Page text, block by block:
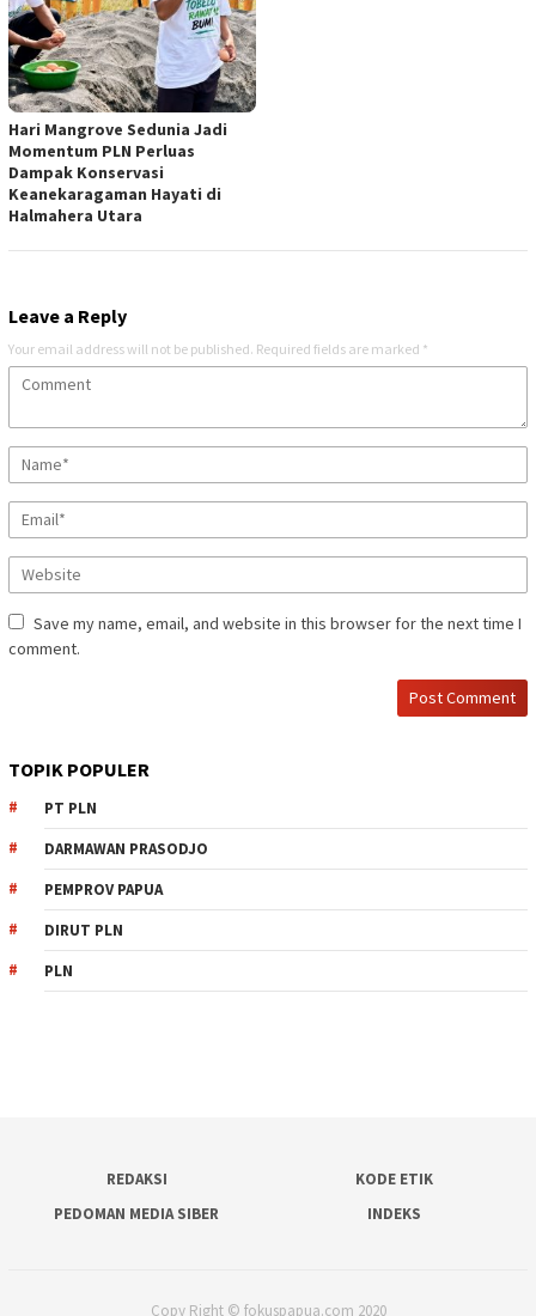
Hari Mangrove Sedunia Jadi
Momentum PLN Perluas
Dampak Konservasi
Keanekaragaman Hayati di
Halmahera Utara
Leave a Reply
Your email address will not be published. Required fields are marked *
Save my name, email, and website in this browser for the next time I
comment.
TOPIK POPULER
PT PLN
DARMAWAN PRASODJO
PEMPROV PAPUA
DIRUT PLN
PLN
REDAKSI
KODE ETIK
PEDOMAN MEDIA SIBER
INDEKS
Copy Right © fokuspapua.com 2020